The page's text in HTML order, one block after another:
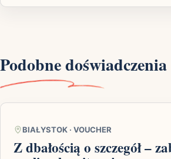
Podobne doświadczenia
BIAŁYSTOK · VOUCHER
Z dbałością o szczegół –